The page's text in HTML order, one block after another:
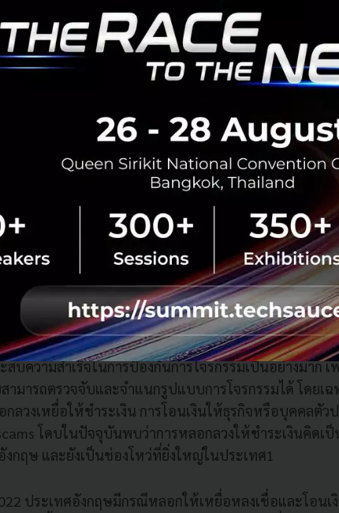
าร์ดได้มีการใช้งานระบบ AI นี้มาตลอดช่วงทศวรรษที่ผ่านม
ป็นเทคโนโลยีพื้นฐานที่สามารถนำมาปรับใช้กับธุรกิจได้อย่า
ช่วยจำแนกรูปแบบของการฉ้อฉล โดยกระบวนการรักษาคว
รรมมีการพัฒนาความซับซ้อนมากขึ้นเป็นอย่างมาก ทำให้การ
กมันออกจากธุรกรรมทางการเงินที่ถูกกฎหมายซึ่งเกิดขึ้นนั
อนการงมเข็มในมหาสมุทร เพราะฉะนั้นเครื่องมือที่ใช้ในก
นกุญแจที่สำคัญในตอนนี้” พอล เดวิส ผู้อำนวยการฝ่ายการป้
ร่วมมือของเรากับมาสเตอร์การ์ด เป็นการสนับสนุนข้อมู
การทำธุรกรรมฉ้อฉลจากเหล่ามิจฉาชีพ เพื่อไม่ให้โจรกรรม
ต้นจากธนาคารที่ได้ใช้งานโซลูชัน Consumer Fraud Risk
งยิ่งเมื่อใช้ระบบโซลูชันนี้ร่วมกับข้อมูลเชิงลึกของผู้ลูกค้าและ
สบความสำเร็จในการป้องกันการโจรกรรมเป็นอย่างมาก
ามารถตรวจจับและจำแนกรูปแบบการโจรกรรมได้ โดยเฉ
กลวงเหยื่อให้ชำระเงิน การโอนเงินให้ธุรกิจหรือบุคคลตั
โดบในปัจจุบันพบว่าการหลอกลวงให้ชำระเงินคิดเ
งกฤษ และยังเป็นช่องโหว่ที่ยิ่งใหญ่ในประเทศ1
ประเทศอังกฤษมีกรณีหลอกให้เหยื่อหลงเชื่อและโอนเ